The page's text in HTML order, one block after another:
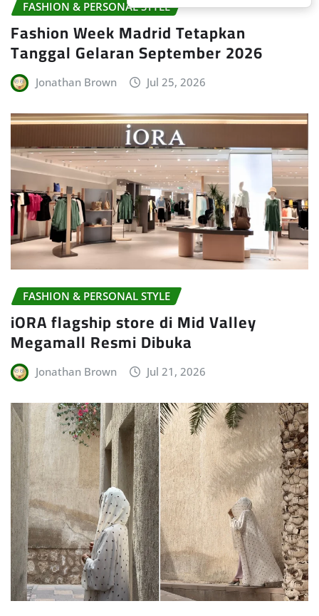
FASHION & PERSONAL STYLE
Fashion Week Madrid Tetapkan
Tanggal Gelaran September 2026
Jonathan Brown Jul 25, 2026
FASHION & PERSONAL STYLE
iORA flagship store di Mid Valley
Megamall Resmi Dibuka
Jonathan Brown Jul 21, 2026